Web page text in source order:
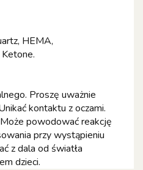
HEMA,
Proszę uważnie
kontaktu z oczami.
powodować reakcję
przy wystąpieniu
z dala od światła
dzieci.